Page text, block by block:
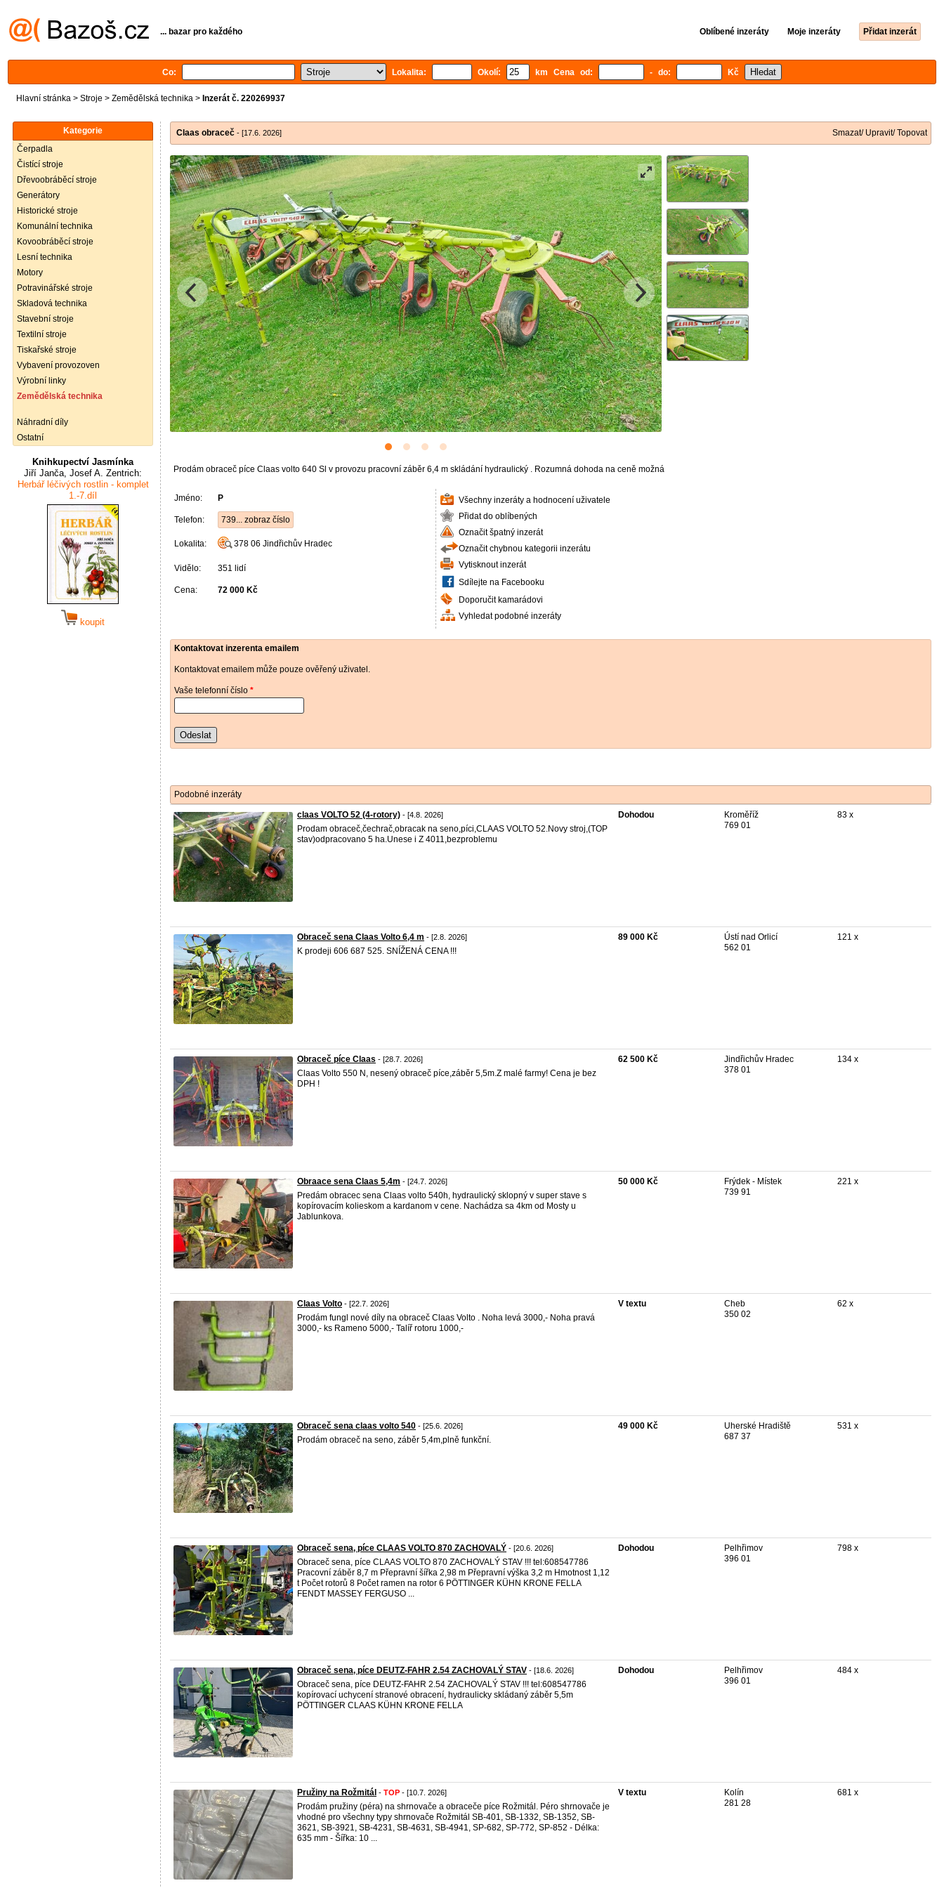
... bazar pro každého Oblíbené inzeráty Moje inzeráty Přidat inzerát
Co: Lokalita: Okolí: km Cena od: - do: Kč
Hlavní stránka > Stroje > Zemědělská technika > Inzerát č. 220269937
Kategorie
Čerpadla
Čistící stroje
Dřevoobráběcí stroje
Generátory
Historické stroje
Komunální technika
Kovoobráběcí stroje
Lesní technika
Motory
Potravinářské stroje
Skladová technika
Stavební stroje
Textilní stroje
Tiskařské stroje
Vybavení provozoven
Výrobní linky
Zemědělská technika
Náhradní díly
Ostatní
Knihkupectví Jasmínka
Jiří Janča, Josef A. Zentrich:
Herbář léčivých rostlin - komplet
1.-7.díl
koupit
Claas obraceč - [17.6. 2026] Smazat/ Upravit/ Topovat
Prodám obraceč píce Claas volto 640 Sl v provozu pracovní záběr 6,4 m skládání hydraulický . Rozumná dohoda na ceně možná
Jméno: P
Telefon: 739... zobraz číslo
Lokalita: 378 06 Jindřichův Hradec
Vidělo: 351 lidí
Cena: 72 000 Kč
Všechny inzeráty a hodnocení uživatele
Přidat do oblíbených
Označit špatný inzerát
Označit chybnou kategorii inzerátu
Vytisknout inzerát
Sdílejte na Facebooku
Doporučit kamarádovi
Vyhledat podobné inzeráty
Kontaktovat inzerenta emailem
Kontaktovat emailem může pouze ověřený uživatel.
Vaše telefonní číslo *
Odeslat
Podobné inzeráty
claas VOLTO 52 (4-rotory) - [4.8. 2026]
Prodam obraceč,čechrač,obracak na seno,píci,CLAAS VOLTO 52.Novy stroj,(TOP
stav)odpracovano 5 ha.Unese i Z 4011,bezproblemu
Dohodou
Kroměříž
769 01
83 x
Obraceč sena Claas Volto 6,4 m - [2.8. 2026]
K prodeji 606 687 525. SNÍŽENÁ CENA !!!
89 000 Kč
Ústí nad Orlicí
562 01
121 x
Obraceč píce Claas - [28.7. 2026]
Claas Volto 550 N, nesený obraceč píce,záběr 5,5m.Z malé farmy! Cena je bez
DPH !
62 500 Kč
Jindřichův Hradec
378 01
134 x
Obraace sena Claas 5,4m - [24.7. 2026]
Predám obracec sena Claas volto 540h, hydraulický sklopný v super stave s
kopírovacím kolieskom a kardanom v cene. Nachádza sa 4km od Mosty u
Jablunkova.
50 000 Kč
Frýdek - Místek
739 91
221 x
Claas Volto - [22.7. 2026]
Prodám fungl nové díly na obraceč Claas Volto . Noha levá 3000,- Noha pravá
3000,- ks Rameno 5000,- Talíř rotoru 1000,-
V textu
Cheb
350 02
62 x
Obraceč sena claas volto 540 - [25.6. 2026]
Prodám obraceč na seno, záběr 5,4m,plně funkční.
49 000 Kč
Uherské Hradiště
687 37
531 x
Obraceč sena, píce CLAAS VOLTO 870 ZACHOVALÝ - [20.6. 2026]
Obraceč sena, píce CLAAS VOLTO 870 ZACHOVALÝ STAV !!! tel:608547786
Pracovní záběr 8,7 m Přepravní šířka 2,98 m Přepravní výška 3,2 m Hmotnost 1,12
t Počet rotorů 8 Počet ramen na rotor 6 PÖTTINGER KÜHN KRONE FELLA
FENDT MASSEY FERGUSO ...
Dohodou
Pelhřimov
396 01
798 x
Obraceč sena, píce DEUTZ-FAHR 2.54 ZACHOVALÝ STAV - [18.6. 2026]
Obraceč sena, píce DEUTZ-FAHR 2.54 ZACHOVALÝ STAV !!! tel:608547786
kopírovací uchycení stranové obracení, hydraulicky skládaný záběr 5,5m
PÖTTINGER CLAAS KÜHN KRONE FELLA
Dohodou
Pelhřimov
396 01
484 x
Pružiny na Rožmitál - TOP - [10.7. 2026]
Prodám pružiny (péra) na shrnovače a obraceče píce Rožmitál. Péro shrnovače je
vhodné pro všechny typy shrnovače Rožmitál SB-401, SB-1332, SB-1352, SB-
3621, SB-3921, SB-4231, SB-4631, SB-4941, SP-682, SP-772, SP-852 - Délka:
635 mm - Šířka: 10 ...
V textu
Kolín
281 28
681 x